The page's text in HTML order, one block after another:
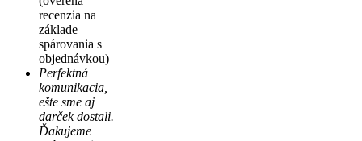
recenzia na
základe
spárovania s
objednávkou)
Perfektná
komunikacia,
ešte sme aj
darček dostali.
Ďakujeme